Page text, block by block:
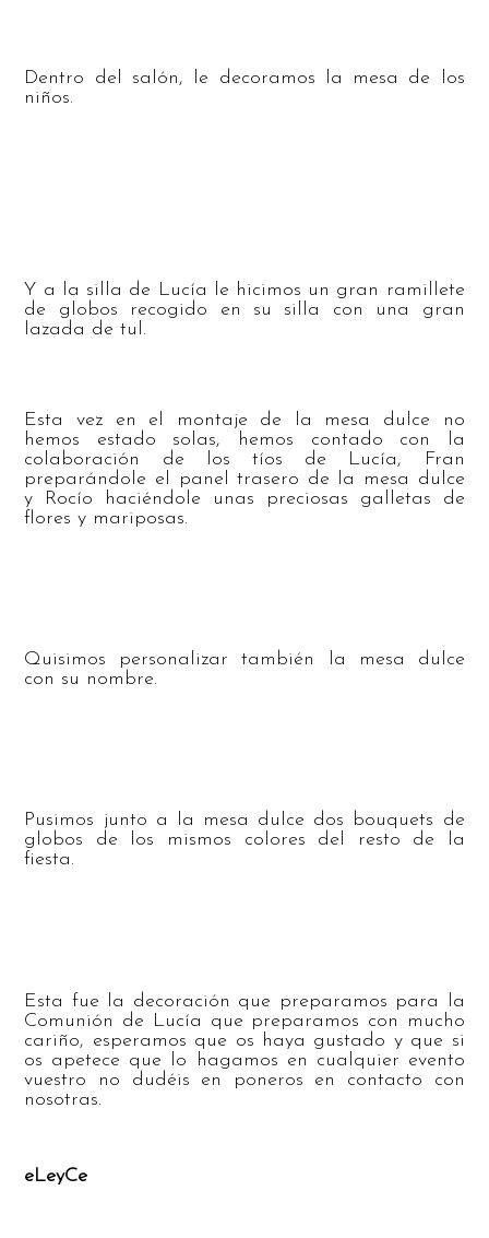
Dentro del salón, le decoramos la mesa de los
niños.
Y a la silla de Lucía le hicimos un gran ramillete
de globos recogido en su silla con una gran
lazada de tul.
Esta vez en el montaje de la mesa dulce no
hemos estado solas, hemos contado con la
colaboración de los tíos de Lucía, Fran
preparándole el panel trasero de la mesa dulce
y Rocío haciéndole unas preciosas galletas de
flores y mariposas.
Quisimos personalizar también la mesa dulce
con su nombre.
Pusimos junto a la mesa dulce dos bouquets de
globos de los mismos colores del resto de la
fiesta.
Esta fue la decoración que preparamos para la
Comunión de Lucía que preparamos con mucho
cariño, esperamos que os haya gustado y que si
os apetece que lo hagamos en cualquier evento
vuestro no dudéis en poneros en contacto con
nosotras.
eLeyCe